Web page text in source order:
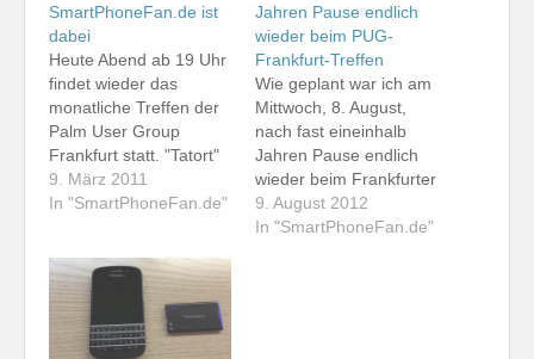
SmartPhoneFan.de ist
dabei
Heute Abend ab 19 Uhr
findet wieder das
monatliche Treffen der
Palm User Group
Frankfurt statt. "Tatort"
ist das Restaurant
Adler, Ginnheimer Hohl
Palm-Treffen hat sich
inzwischen ein
Treffpunkt für alle
Smartphone-Fans -
9. März 2011
In "SmartPhoneFan.de"
Jahren Pause endlich
wieder beim PUG-
Frankfurt-Treffen
Wie geplant war ich am
Mittwoch, 8. August,
nach fast eineinhalb
Jahren Pause endlich
wieder beim Frankfurter
Mobilfunk-Stammtisch.
Noch firmiert die
9. August 2012
In "SmartPhoneFan.de"